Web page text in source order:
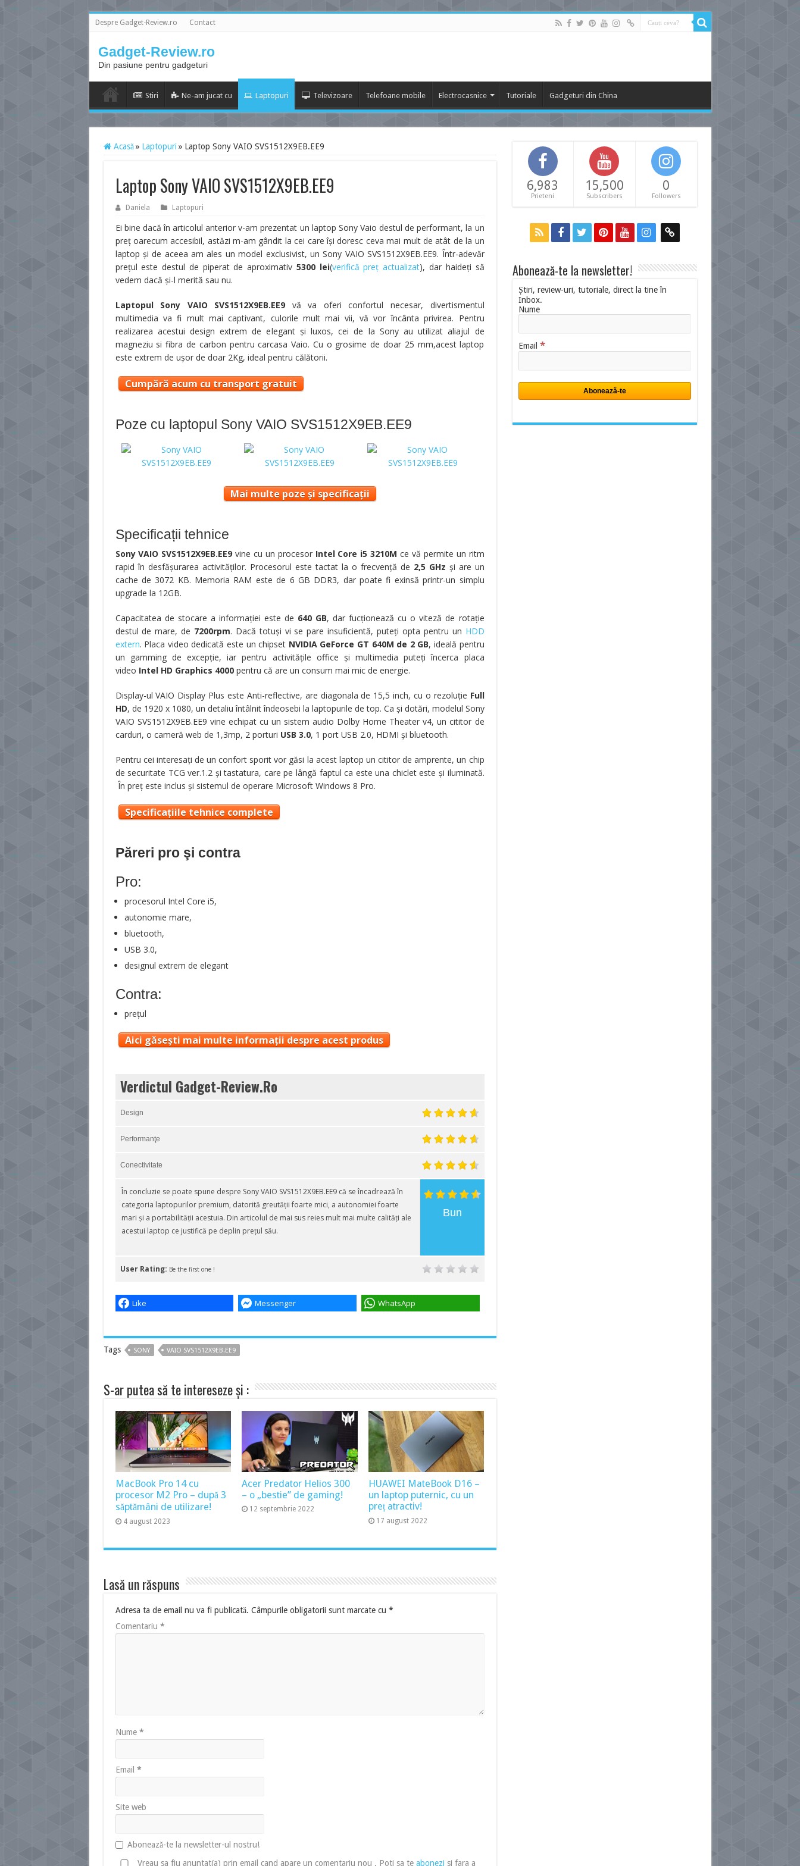
Despre Gadget-Review.ro Contact
Gadget-Review.ro
Din pasiune pentru gadgeturi
Stiri Ne-am jucat cu Laptopuri Televizoare Telefoane mobile Electrocasnice Tutoriale Gadgeturi din China
Acasă » Laptopuri » Laptop Sony VAIO SVS1512X9EB.EE9
Laptop Sony VAIO SVS1512X9EB.EE9
Daniela Laptopuri
Ei bine dacă în articolul anterior v-am prezentat un laptop Sony Vaio destul de performant, la un
preţ oarecum accesibil, astăzi m-am gândit la cei care îşi doresc ceva mai mult de atât de la un
laptop şi de aceea am ales un model exclusivist, un Sony VAIO SVS1512X9EB.EE9. Într-adevăr
preţul este destul de piperat de aproximativ 5300 lei(verifică preț actualizat), dar haideţi să
vedem dacă şi-l merită sau nu.
Laptopul Sony VAIO SVS1512X9EB.EE9 vă va oferi confortul necesar, divertismentul
multimedia va fi mult mai captivant, culorile mult mai vii, vă vor încânta privirea. Pentru
realizarea acestui design extrem de elegant şi luxos, cei de la Sony au utilizat aliajul de
magneziu si fibra de carbon pentru carcasa Vaio. Cu o grosime de doar 25 mm,acest laptop
este extrem de uşor de doar 2Kg, ideal pentru călătorii.
Cumpără acum cu transport gratuit
Poze cu laptopul Sony VAIO SVS1512X9EB.EE9
Mai multe poze și specificații
Specificații tehnice
Sony VAIO SVS1512X9EB.EE9 vine cu un procesor Intel Core i5 3210Mce vă permite un ritm
rapid în desfăşurarea activităţilor. Procesorul este tactat la o frecvenţă de 2,5 GHz şi are un
cache de 3072 KB. Memoria RAM este de 6 GB DDR3, dar poate fi exinsă printr-un simplu
upgrade la 12GB.
Capacitatea de stocare a informaţiei este de 640 GB, dar fucţionează cu o viteză de rotaţie
destul de mare, de 7200rpm. Dacă totuşi vi se pare insuficientă, puteţi opta pentru un HDD
extern. Placa video dedicată este un chipset NVIDIA GeForce GT 640M de 2 GB, ideală pentru
un gamming de excepţie, iar pentru activităţile office şi multimedia puteţi încerca placa
video Intel HD Graphics 4000pentru că are un consum mai mic de energie.
Display-ul VAIO Display Plus este Anti-reflective, are diagonala de 15,5 inch, cu o rezoluţie Full
HD, de 1920 x 1080, un detaliu întâlnit îndeosebi la laptopurile de top. Ca şi dotări, modelul Sony
VAIO SVS1512X9EB.EE9 vine echipat cu un sistem audio Dolby Home Theater v4, un cititor de
carduri, o cameră web de 1,3mp, 2 porturi USB 3.0, 1 port USB 2.0, HDMI şi bluetooth.
Pentru cei interesaţi de un confort sporit vor găsi la acest laptop un cititor de amprente, un chip
de securitate TCG ver.1.2 şi tastatura, care pe lângă faptul ca este una chiclet este şi iluminată.
În preţ este inclus şi sistemul de operare Microsoft Windows 8 Pro.
Specificațiile tehnice complete
Păreri pro şi contra
Pro:
procesorul Intel Core i5,
autonomie mare,
bluetooth,
USB 3.0,
designul extrem de elegant
Contra:
preţul
Aici găsești mai multe informații despre acest produs
Verdictul Gadget-Review.Ro
Design
Performanţe
Conectivitate
Bun
În concluzie se poate spune despre Sony VAIO SVS1512X9EB.EE9 că se încadrează în
categoria laptopurilor premium, datorită greutăţii foarte mici, a autonomiei foarte
mari şi a portabilităţii acestuia. Din articolul de mai sus reies mult mai multe calităţi ale
acestui laptop ce justifică pe deplin preţul său.
User Rating: Be the first one !
Like Messenger WhatsApp
Tags SONY VAIO SVS1512X9EB.EE9
S-ar putea să te intereseze și :
MacBook Pro 14 cu
procesor M2 Pro – după 3
săptămâni de utilizare!
4 august 2023
Acer Predator Helios 300
– o „bestie” de gaming!
12 septembrie 2022
HUAWEI MateBook D16 –
un laptop puternic, cu un
preț atractiv!
17 august 2022
Lasă un răspuns
Adresa ta de email nu va fi publicată. Câmpurile obligatorii sunt marcate cu *
Comentariu *
Nume *
Email *
Site web
Abonează-te la newsletter-ul nostru!
Vreau sa fiu anuntat(a) prin email cand apare un comentariu nou . Poti sa te abonezi si fara a
6,983
Prieteni
15,500
Subscribers
0
Followers
Abonează-te la newsletter!
Știri, review-uri, tutoriale, direct la tine în
Inbox.
Nume
Email *